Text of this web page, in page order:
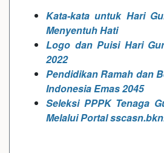
Kata-kata untuk Hari
Menyentuh Hati
Logo dan Puisi Hari
2022
Pendidikan Ramah dan
Indonesia Emas 2045
Seleksi PPPK Tenaga
Melalui Portal